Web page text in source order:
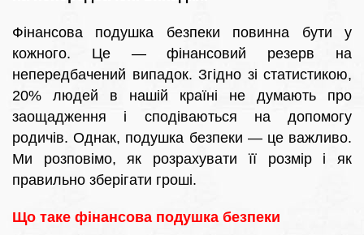
Фінансова подушка безпеки повинна бути у
кожного. Це — фінансовий резерв на
непередбачений випадок. Згідно зі статистикою,
20% людей в нашій країні не думають про
заощадження і сподіваються на допомогу
родичів. Однак, подушка безпеки — це важливо.
Ми розповімо, як розрахувати її розмір і як
правильно зберігати гроші.
Що таке фінансова подушка безпеки